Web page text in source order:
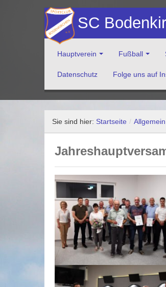
SC
Hauptverein Fußball
Datenschutz Folge uns auf
Sie sind hier: Startseite / Allgemein